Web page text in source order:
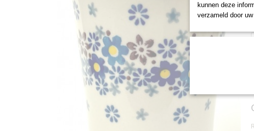
kunnen deze
verzameld door